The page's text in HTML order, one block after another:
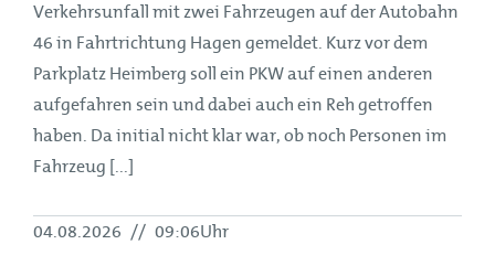
Verkehrsunfall mit zwei Fahrzeugen auf der Autobahn
46 in Fahrtrichtung Hagen gemeldet. Kurz vor dem
Parkplatz Heimberg soll ein PKW auf einen anderen
aufgefahren sein und dabei auch ein Reh getroffen
haben. Da initial nicht klar war, ob noch Personen im
Fahrzeug [...]
04.08.2026 // 09:06Uhr